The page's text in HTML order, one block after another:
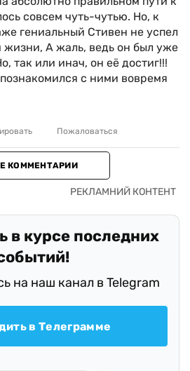
совсем чуть-чутью. Но, к
гениальный Стивен не успел
жизни, А жаль, ведь он был уже
так или инач, он её достиг!!!
с ними вовремя
Пожаловаться
КОММЕНТАРИИ
в курсе последних
на наш канал в Telegram
в Телеграмме